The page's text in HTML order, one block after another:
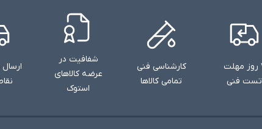
۷ روز مهلت
تست فنی
کارشناسی فنی
تمامی کالاها
شفافیت در
عرضه کالاهای
استوک